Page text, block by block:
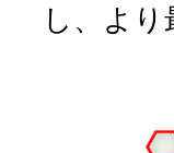
し、よ